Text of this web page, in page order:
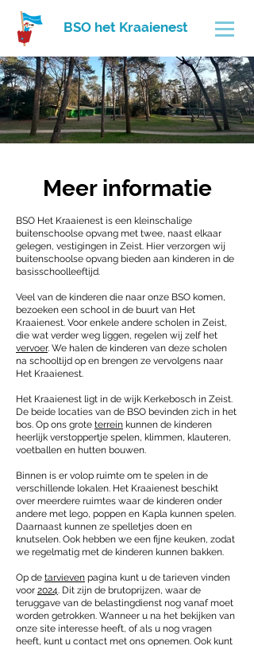
BSO het Kraaienest
Meer informatie
BSO Het Kraaienest is een kleinschalige
buitenschoolse opvang met twee, naast elkaar
gelegen, vestigingen in Zeist. Hier verzorgen wij
buitenschoolse opvang bieden aan kinderen in de
basisschoolleeftijd.
Veel van de kinderen die naar onze BSO komen,
bezoeken een school in de buurt van Het
Kraaienest. Voor enkele andere scholen in Zeist,
die wat verder weg liggen, regelen wij zelf het
vervoer. We halen de kinderen van deze scholen
na schooltijd op en brengen ze vervolgens naar
Het Kraaienest.
Het Kraaienest ligt in de wijk Kerkebosch in Zeist.
De beide locaties van de BSO bevinden zich in het
bos. Op ons grote terrein kunnen de kinderen
heerlijk verstoppertje spelen, klimmen, klauteren,
voetballen en hutten bouwen.
Binnen is er volop ruimte om te spelen in de
verschillende lokalen. Het Kraaienest beschikt
over meerdere ruimtes waar de kinderen onder
andere met lego, poppen en Kapla kunnen spelen.
Daarnaast kunnen ze spelletjes doen en
knutselen. Ook hebben we een fijne keuken, zodat
we regelmatig met de kinderen kunnen bakken.
Op de tarvieven pagina kunt u de tarieven vinden
voor 2024. Dit zijn de brutoprijzen, waar de
teruggave van de belastingdienst nog vanaf moet
worden getrokken. Wanneer u na het bekijken van
onze site interesse heeft, of als u nog vragen
heeft, kunt u contact met ons opnemen. Ook kunt